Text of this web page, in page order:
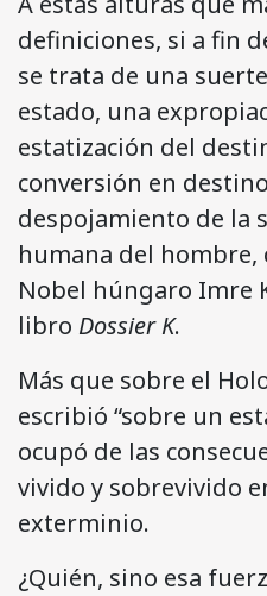
definiciones, si a fin
se trata de una
estado, una
estatización del
conversión en
despojamiento de la
humana del hombre,
Nobel húngaro Imre
libro Dossier K.
Más que sobre el
escribió “sobre un
ocupó de las
vivido y sobrevivido
exterminio.
¿Quién, sino esa